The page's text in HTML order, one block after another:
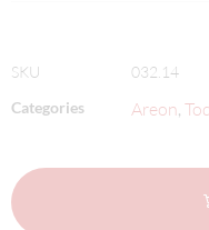
SKU
032.14
Categories
Areon,